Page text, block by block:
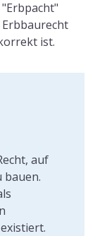
ist.
auf
bauen.